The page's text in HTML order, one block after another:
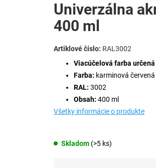
Skladom (>5 ks)
Viacúčelová farba
Farba: karminová
RAL: 3002
Obsah: 400 ml
Všetky informácie o produkte
Univerzálna
400 ml
RAL3002